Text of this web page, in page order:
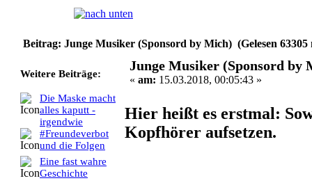
Beitrag: Junge Musiker (Sponsord by Mich) (Gelesen 63305
Weitere Beiträge:
Die Maske macht
alles kaputt -
irgendwie
#Freundeverbot
und die Folgen
Eine fast wahre
Geschichte
Junge Musiker (Sponsord by
« am: 15.03.2018, 00:05:43 »
Hier heißt es erstmal:
Kopfhörer aufsetzen.